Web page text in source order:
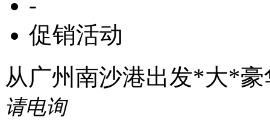
促销活动
从广州南沙港出发*大*
请电询